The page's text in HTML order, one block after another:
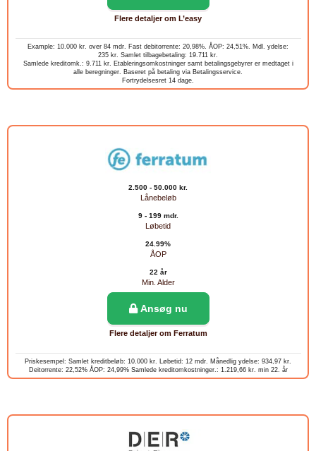
Flere detaljer om L’easy
Example: 10.000 kr. over 84 mdr. Fast debitorrente: 20,98%. ÅOP: 24,51%. Mdl. ydelse:
235 kr. Samlet tilbagebetaling: 19.711 kr.
Samlede kreditomk.: 9.711 kr. Etableringsomkostninger samt betalingsgebyrer er medtaget i
alle beregninger. Baseret på betaling via Betalingsservice.
Fortrydelsesret 14 dage.
2.500 - 50.000 kr.
Lånebeløb
9 - 199 mdr.
Løbetid
24.99%
ÅOP
22 år
Min. Alder
Ansøg nu
Flere detaljer om Ferratum
Priskesempel: Samlet kreditbeløb: 10.000 kr. Løbetid: 12 mdr. Månedlig ydelse: 934,97 kr.
Deitorrente: 22,52% ÅOP: 24,99% Samlede kreditomkostninger.: 1.219,66 kr. min 22. år